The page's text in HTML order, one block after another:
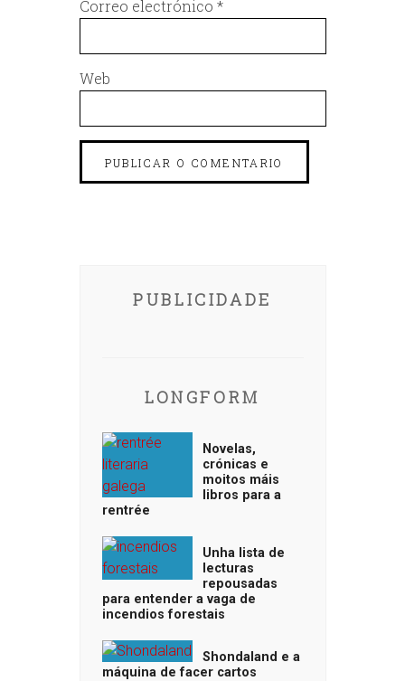
Correo electrónico *
Web
PUBLICIDADE
LONGFORM
Novelas,
crónicas e
moitos máis
libros para a
rentrée
Unha lista de
lecturas
repousadas
para entender a vaga de
incendios forestais
Shondaland e a
máquina de facer cartos